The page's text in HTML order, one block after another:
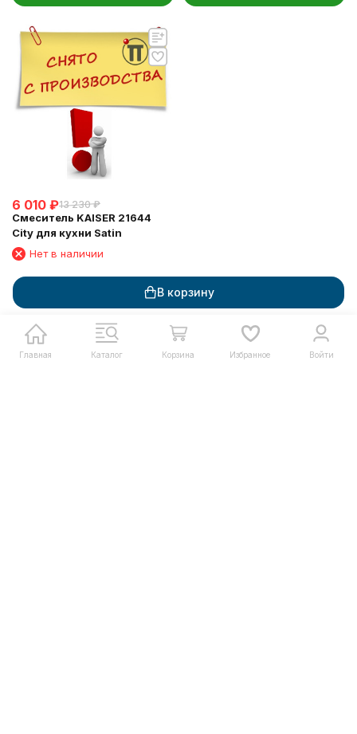
В корзину
6 010 ₽13 230 ₽
Смеситель KAISER 21644
City для кухни Satin
Нет в наличии
Запрос счета для юрлиц
Главная Каталог Корзина Избранное Войти